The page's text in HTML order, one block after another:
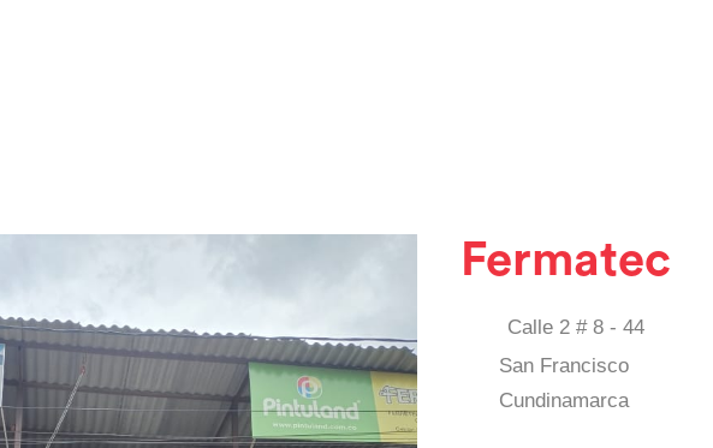
Fermatec
Calle 2 # 8 - 44
San Francisco
Cundinamarca